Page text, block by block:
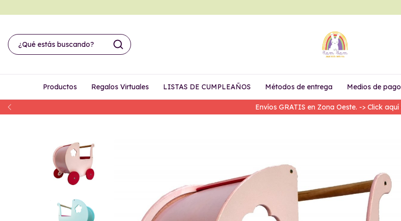
Productos en OFERTA -> Click aquí <-
Productos Regalos Virtuales LISTAS DE CUMPLEAÑOS Métodos de entrega Medios de pago